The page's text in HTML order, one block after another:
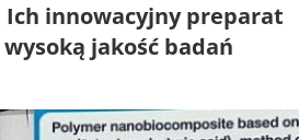
innowacyjny preparat
jakość badań